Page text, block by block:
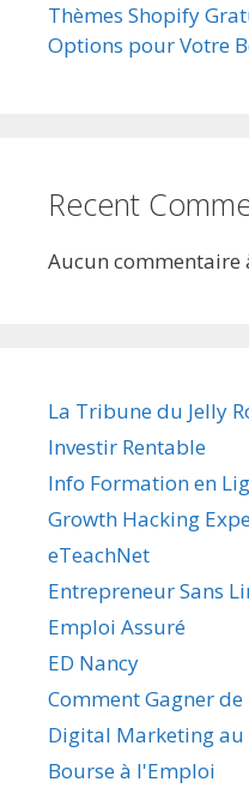
Thèmes Shopify
Options pour Votre
Recent
Aucun commentaire
La Tribune du Jelly
Investir Rentable
Info Formation en
Growth Hacking
eTeachNet
Entrepreneur Sans
Emploi Assuré
ED Nancy
Comment Gagner
Digital Marketing au
Bourse à l'Emploi